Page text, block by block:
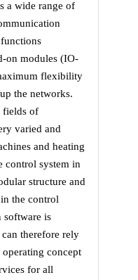
a wide range of
on modules (IO-
flexibility
the networks.
fields of
varied and
and heating
control system in
structure and
the control
software is
therefore rely
concept
for all